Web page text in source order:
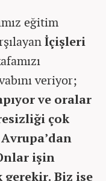
eğitim
İçişleri
veriyor;
ve oralar
çok
işin
gerekir. Biz ise